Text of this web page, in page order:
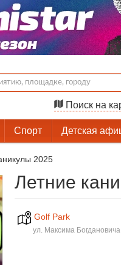
Поиск на
Спорт Детская
2025
Летние
Golf Park
ул. Максима